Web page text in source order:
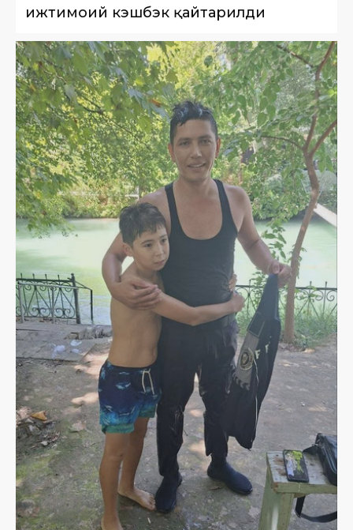
ижтимоий кэшбэк қайтарилди